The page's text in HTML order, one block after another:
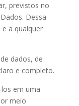
previstos no
Dessa
a qualquer
dados, de
e completo.
em uma
meio